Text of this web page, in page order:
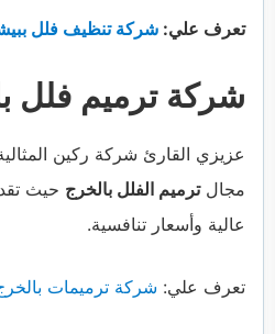
تعرف علي: شركة تنظيف فلل
شركة ترميم فلل
عزيزي القارئ شركة ركين
مجالترميم الفلل بالخرج حيث
عالية وأسعار تنافسية.
تعرف علي: شركة ترميمات